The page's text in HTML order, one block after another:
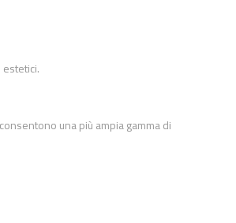
una più ampia gamma di